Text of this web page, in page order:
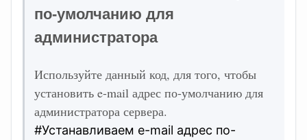
по-умолчанию для
администратора
Используйте данный код, для того, чтобы
установить e-mail адрес по-умолчанию для
администратора сервера.
#Устанавливаем e-mail адрес по-